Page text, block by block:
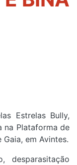
Estrelas Bully,
na Plataforma de
em Avintes.
desparasitação